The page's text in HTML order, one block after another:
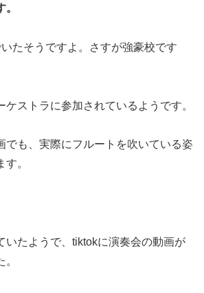
たそうですよ。さすが強豪校です
ケストラに参加されているようです。
でも、実際にフルートを吹いている姿
。
いたようで、tiktokに演奏会の動画が